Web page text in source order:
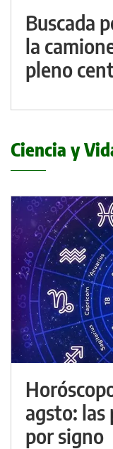
Buscada
la
pleno
Ciencia y
agsto: las
por signo